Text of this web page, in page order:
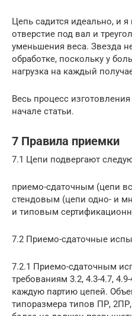
Цепь садится идеально, и
отверстие под вал и
уменьшения веса. Звезда
обработке, поскольку у
нагрузка на каждый
Весь процесс
начале статьи.
7 Правила приемки
7.1 Цепи подвергают
приемо-сдаточным (цепи
стендовым (цепи одно- и
и типовым
7.2 Приемо-сдаточные
7.2.1 Приемо-сдаточным
требованиям 3.2, 4.3-4.7,
каждую партию цепей.
типоразмера типов ПР,